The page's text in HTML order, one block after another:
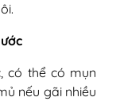
có thể có mụn
nếu gãi nhiều